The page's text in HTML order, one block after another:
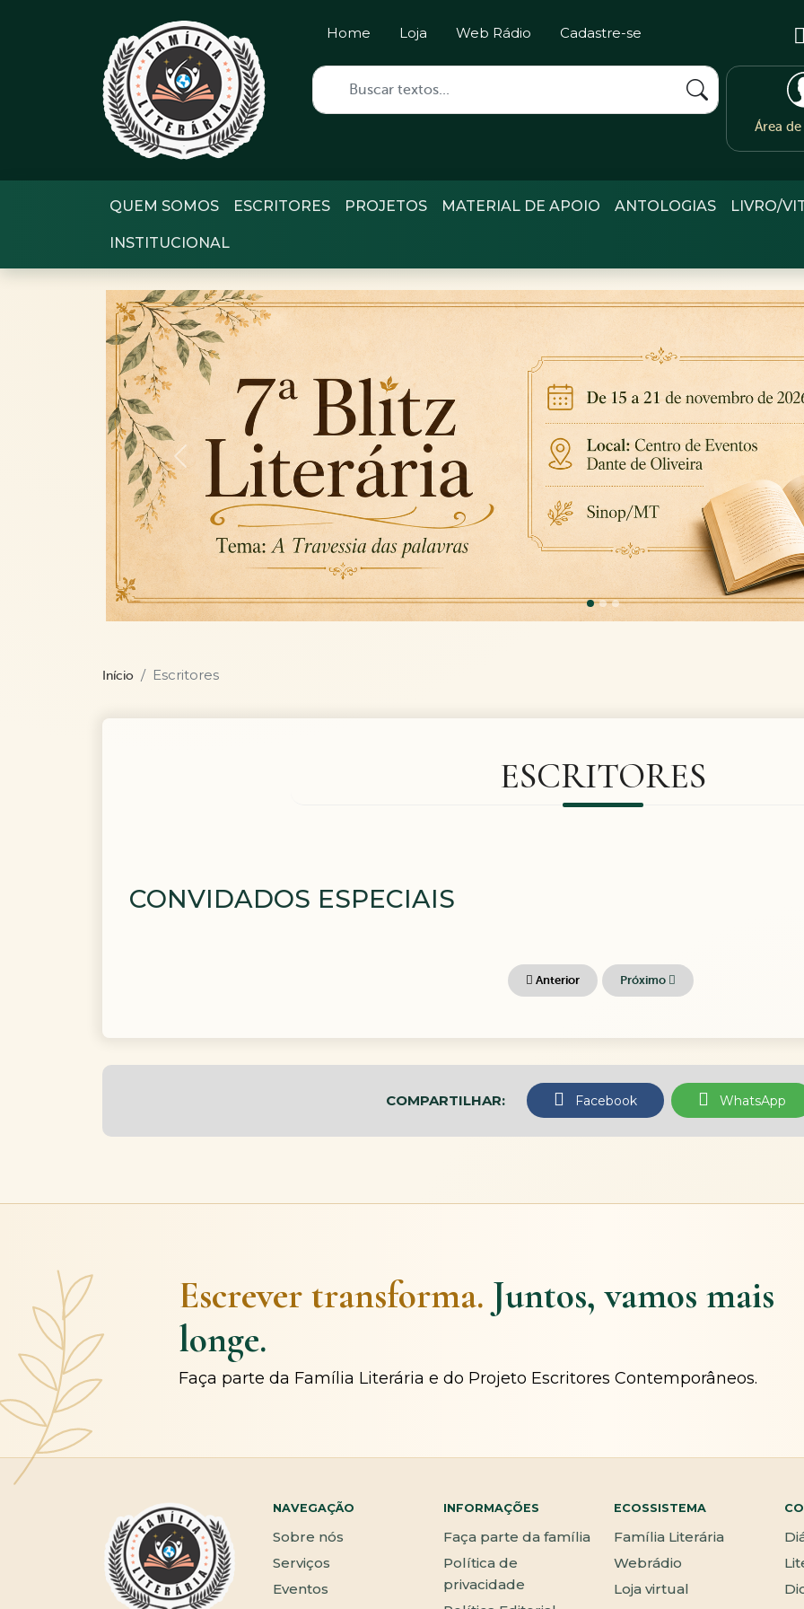
Home Loja Web Rádio Cadastre-se
Área
QUEM SOMOS ESCRITORES PROJETOS MATERIAL DE APOIO ANTOLOGIAS LIVRO/
INSTITUCIONAL
Previous
Início Escritores
ESCRITORES
CONVIDADOS ESPECIAIS
Anterior Próximo
COMPARTILHAR: Facebook WhatsApp
Escrever transforma. Juntos, vamos mais
longe.
Faça parte da Família Literária e do Projeto Escritores Contemporâneos.
NAVEGAÇÃO
Sobre nós
Serviços
Eventos
INFORMAÇÕES
Faça parte da família
Política de
privacidade
ECOSSISTEMA
Família Literária
Webrádio
Loja virtual